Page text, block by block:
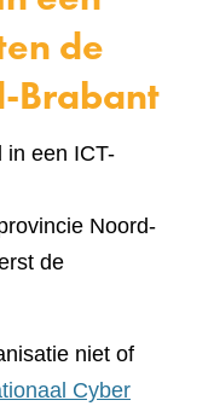
de
Brabant
in een ICT-
Noord-
de
niet of
Cyber